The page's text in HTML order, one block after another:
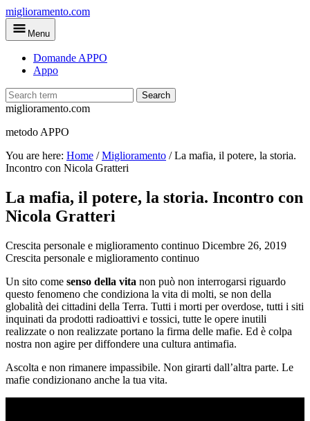
Skip
to
main
miglioramento.com
Menu
Domande APPO
Appo
Search
miglioramento.com
metodo APPO
You are here: Home /Miglioramento /La mafia, il potere, la storia.
Incontro con Nicola Gratteri
La mafia, il potere, la storia. Incontro con
Nicola Gratteri
Crescita personale e miglioramento continuo Dicembre 26, 2019
Crescita personale e miglioramento continuo
Un sito come senso della vita non può non interrogarsi riguardo
questo fenomeno che condiziona la vita di molti, se non della
globalità dei cittadini della Terra. Tutti i morti per overdose, tutti i siti
inquinati da prodotti radioattivi e tossici, tutte le opere inutili
realizzate o non realizzate portano la firma delle mafie. Ed è colpa
nostra non agire per diffondere una cultura antimafia.
Ascolta e non rimanere impassibile. Non girarti dall’altra parte. Le
mafie condizionano anche la tua vita.